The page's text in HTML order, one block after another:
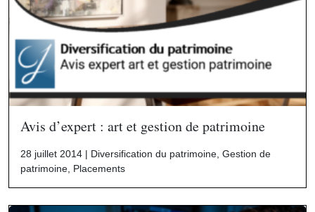
Avis d’expert : art et gestion de patrimoine
28 juillet 2014 | Diversification du patrimoine Gestion de
patrimoine Placements